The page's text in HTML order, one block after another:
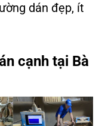
dán đẹp, ít
cạnh tại Bà